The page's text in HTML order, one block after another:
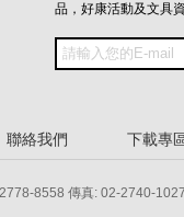
品，好康活動及文具
聯絡我們 下載專
8558 傳真: 02-2740-